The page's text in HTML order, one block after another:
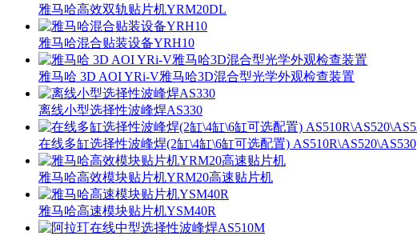
雅马哈高效双轨贴片机YRM20DL
雅马哈混合贴装设备YRH10
雅马哈 3D AOI YRi-V雅马哈3D混合型光学外观检查装置
离线小型选择性波峰焊AS330
在线多缸选择性波峰焊(2缸\4缸\6缸可选配置) AS510R\AS520\AS530
雅马哈高效模块贴片机YRM20高速贴片机
雅马哈高速模块贴片机YSM40R